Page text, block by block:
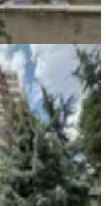
Lüks
Ara Kat
08.08.2026